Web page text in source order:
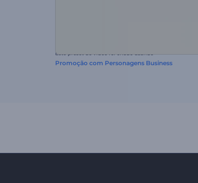
Este preset de vídeo foi criado usando
Promoção com Personagens Business